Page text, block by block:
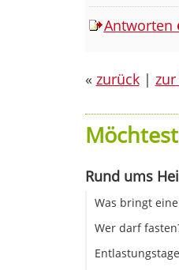
Antworten
« zurück|
Rund ums
Was bringt
Wer darf